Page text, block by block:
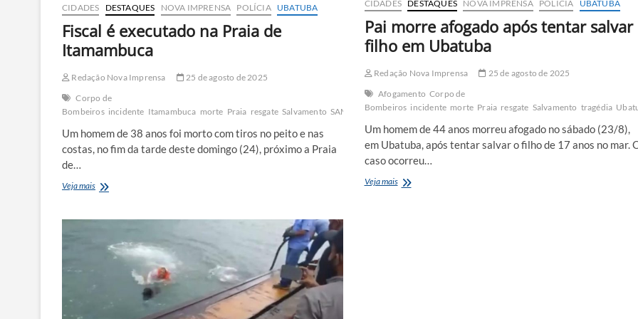
CIDADES DESTAQUES NOVA IMPRENSA POLÍCIA UBATUBA
Fiscal é executado na Praia de
Itamambuca
Redação Nova Imprensa
25 de agosto de 2025
Corpo de
Bombeiros incidente Itamambuca morte Praia resgate Salvamento SAMU tragédia Ubatuba
Um homem de 38 anos foi morto com tiros no peito e nas
costas, no fim da tarde deste domingo (24), próximo a Praia
de…
Veja maisFiscal
Itamambuca
CIDADES DESTAQUES NOVA IMPRENSA POLÍCIA UBATUBA
Pai morre afogado após tentar salvar
filho em Ubatuba
Redação Nova Imprensa
25 de agosto de 2025
Afogamento Corpo de
Bombeiros incidente morte Praia resgate Salvamento tragédia
Um homem de 44 anos morreu afogado no sábado (23/8),
em Ubatuba, após tentar salvar o filho de 17 anos no mar.
caso ocorreu…
Veja maisPai